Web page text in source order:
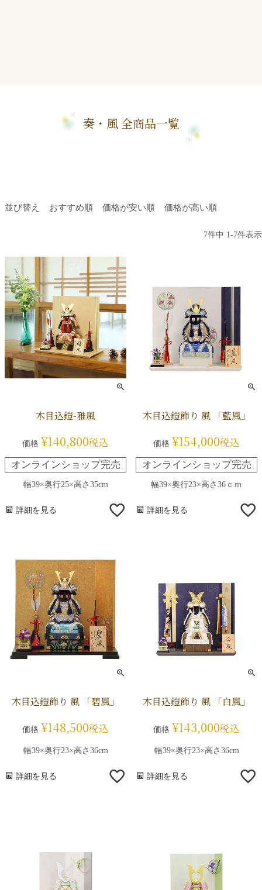
奏・風 全商品一覧
並び替え おすすめ順 価格が安い順 価格が高い順
7件中 1 -7件表示
木目込鎧-雅風
価格 ¥140,800税込
オンラインショップ完売
幅39×奥行25×高さ35cm
詳細を見る
木目込鎧飾り 風 「藍風」
価格 ¥154,000税込
オンラインショップ完売
幅39×奥行23×高さ36ｃｍ
詳細を見る
木目込鎧飾り 風 「碧風」
価格 ¥148,500税込
幅39×奥行23×高さ36cm
詳細を見る
木目込鎧飾り 風 「白風」
価格 ¥143,000税込
幅39×奥行23×高さ36cm
詳細を見る